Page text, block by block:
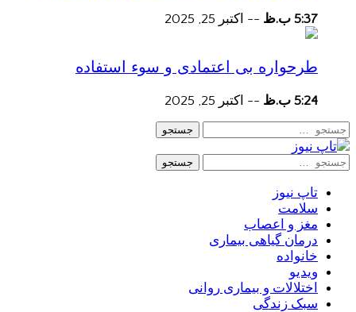
5:37 ب.ظ -- اکتبر 25, 2025
طرحواره بی اعتمادی و سوء استفاده
5:24 ب.ظ -- اکتبر 25, 2025
جستجو
جستجو
تاپ نیوز
سلامت
مغز و اعصاب
درمان گیاهی بیماری
خانواده
ویدیو
اختلالات و بیماری روانی
سبک زندگی